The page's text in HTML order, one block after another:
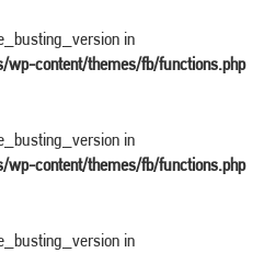
in
content/themes/fb/functions.php
in
content/themes/fb/functions.php
in